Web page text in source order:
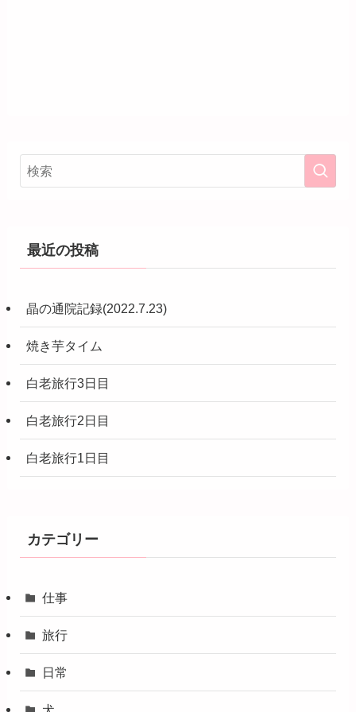
最近の投稿
晶の通院記録(2022.7.23)
焼き芋タイム
白老旅行3日目
白老旅行2日目
白老旅行1日目
カテゴリー
仕事
旅行
日常